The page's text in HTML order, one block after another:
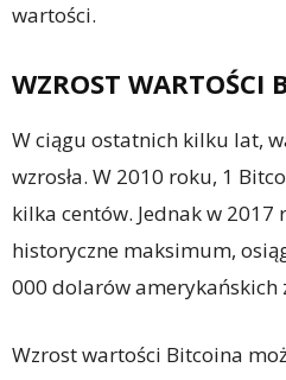
wartości.
WZROST WARTOŚCI
W ciągu ostatnich kilku lat,
wzrosła. W 2010 roku, 1
kilka centów. Jednak w 2017
historyczne maksimum,
000 dolarów amerykańskich
Wzrost wartości Bitcoina